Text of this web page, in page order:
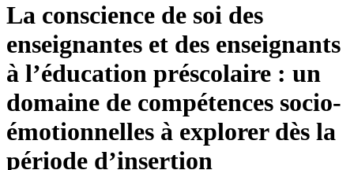
La conscience de soi des
enseignantes et des enseignants
à l’éducation préscolaire : un
domaine de compétences socio-
émotionnelles à explorer dès la
période d’insertion